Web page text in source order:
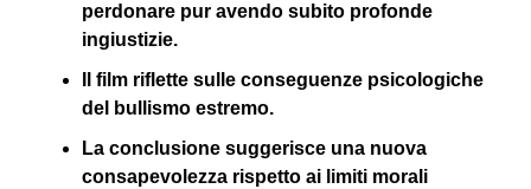
perdonare pur avendo subito profonde
ingiustizie.
Il film riflette sulle conseguenze psicologiche
del bullismo estremo.
La conclusione suggerisce una nuova
consapevolezza rispetto ai limiti morali